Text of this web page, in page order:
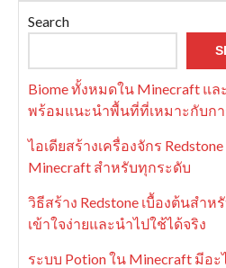
Search
Biome ทั้งหมดใน Minecraft แ
พร้อมแนะนำพื้นที่ที่เหมาะกับกา
ไอเดียสร้างเครื่องจักร
Minecraft สำหรับทุกระดับ
วิธีสร้าง Redstone เบื้องต้นสำ
เข้าใจง่ายและนำไปใช้ได้จริง
ระบบ Potion ใน Minecraft มีอะ